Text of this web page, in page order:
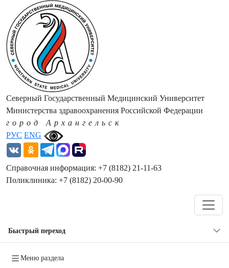
РУС ENG
Северный Государственный Медицинский Университет
Министерства здравоохранения Российской Федерации
город Архангельск
Справочная информация: +7 (8182) 21-11-63
Поликлиника: +7 (8182) 20-00-90
Быстрый переход
Меню раздела